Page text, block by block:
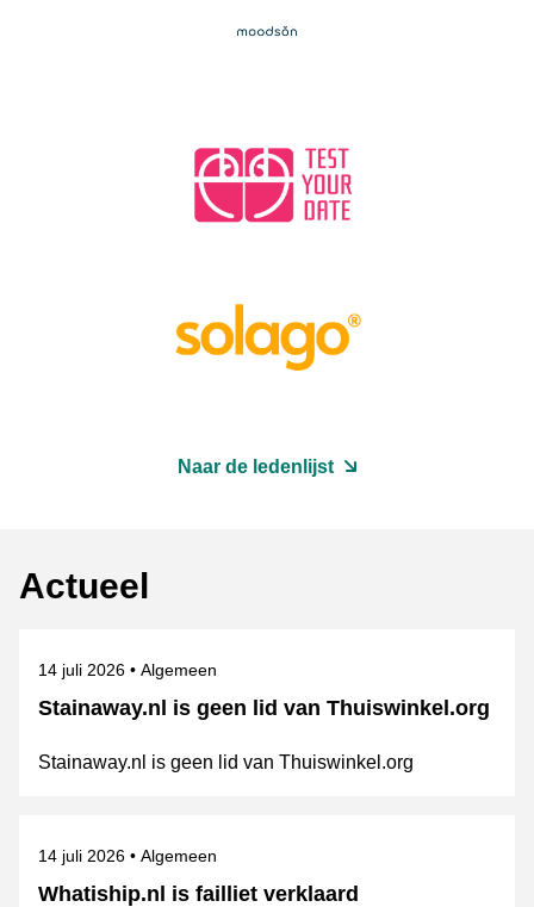
Naar de ledenlijst
Actueel
Stainaway.nl is geen lid van Thuiswinkel.org
Gepubliceerd op
14 juli 2026 Onderwerpen
Algemeen
Stainaway.nl is geen lid van Thuiswinkel.org
Whatiship.nl is failliet verklaard
Gepubliceerd op
14 juli 2026 Onderwerpen
Algemeen